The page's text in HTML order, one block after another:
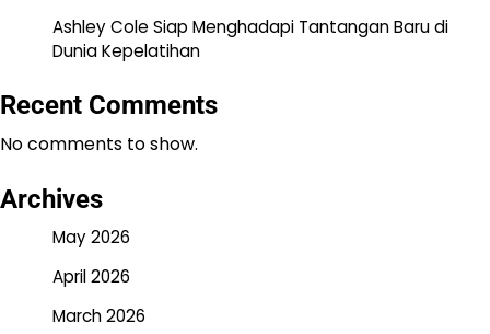
Ashley Cole Siap Menghadapi Tantangan Baru di
Dunia Kepelatihan
Recent Comments
No comments to show.
Archives
May 2026
April 2026
March 2026